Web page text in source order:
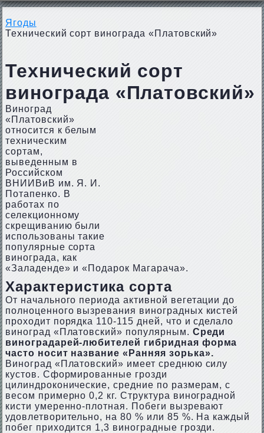
Ягоды
Технический сорт винограда «Платовский»
Технический сорт
винограда «Платовский»
Виноград
«Платовский»
относится к белым
техническим
сортам,
выведенным в
Российском
ВНИИВиВ им. Я. И.
Потапенко. В
работах по
селекционному
скрещиванию были
использованы такие
популярные сорта
винограда, как
«Заладенде» и «Подарок Магарача».
Характеристика сорта
От начального периода активной вегетации до
полноценного вызревания виноградных кистей
проходит порядка 110-115 дней, что и сделало
виноград «Платовский» популярным. Среди
виноградарей-любителей гибридная форма
часто носит название «Ранняя зорька».
Виноград «Платовский» имеет среднюю силу
кустов. Сформированные грозди
цилиндроконические, средние по размерам, с
весом примерно 0,2 кг. Структура виноградной
кисти умеренно-плотная. Побеги вызревают
удовлетворительно, на 80 % или 85 %. На каждый
побег приходится 1,3 виноградные грозди.